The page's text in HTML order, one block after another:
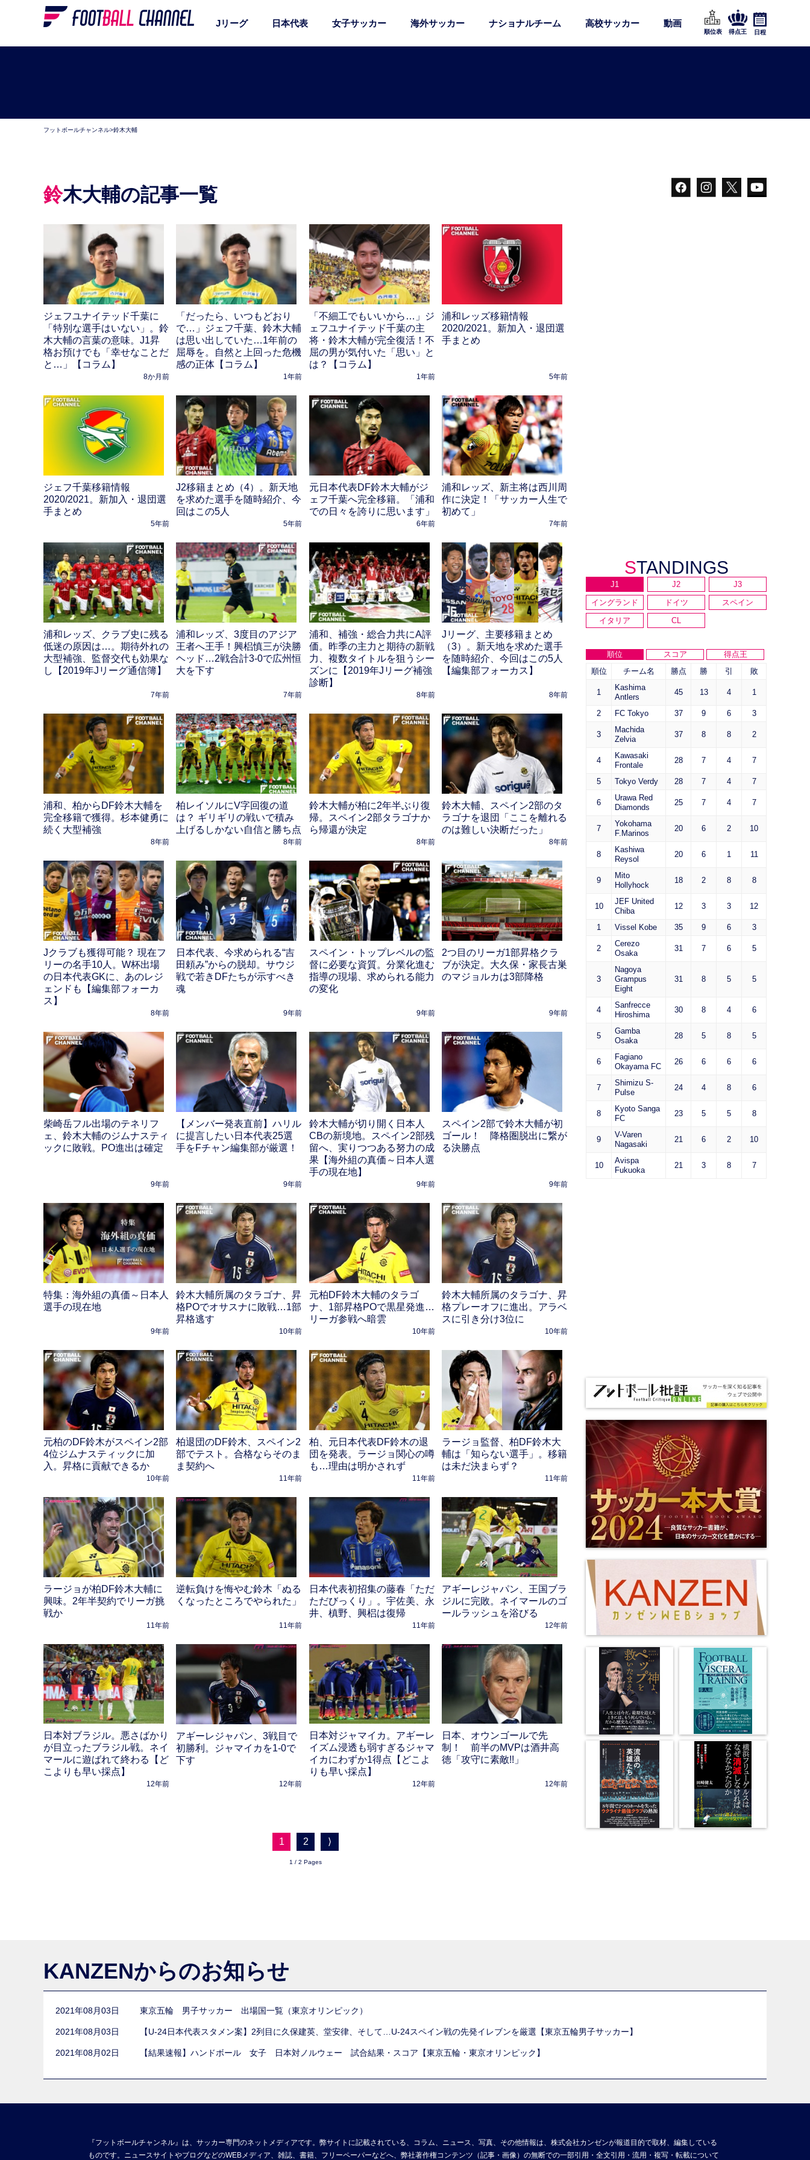
Jリーグ 日本代表 女子サッカー 海外サッカー ナショナルチーム 高校サッカー 動画
順位表 得点王 日程
フットボールチャンネル>鈴木大輔
鈴木大輔の記事一覧
ジェフユナイテッド千葉に
「特別な選手はいない」。鈴
木大輔の言葉の意味。J1昇
格お預けでも「幸せなことだ
と…」【コラム】
8か月前
「だったら、いつもどおり
で…」ジェフ千葉、鈴木大輔
は思い出していた…1年前の
屈辱を。自然と上回った危機
感の正体【コラム】
1年前
「不細工でもいいから…」ジ
ェフユナイテッド千葉の主
将・鈴木大輔が完全復活！不
屈の男が気付いた「思い」と
は？【コラム】
1年前
浦和レッズ移籍情報
2020/2021。新加入・退団選
手まとめ
5年前
ジェフ千葉移籍情報
2020/2021。新加入・退団選
手まとめ
5年前
J2移籍まとめ（4）。新天地
を求めた選手を随時紹介、今
回はこの5人
5年前
元日本代表DF鈴木大輔がジ
ェフ千葉へ完全移籍。「浦和
での日々を誇りに思います」
6年前
浦和レッズ、新主将は西川周
作に決定！「サッカー人生で
初めて」
7年前
浦和レッズ、クラブ史に残る
低迷の原因は…。期待外れの
大型補強、監督交代も効果な
し【2019年Jリーグ通信簿】
7年前
浦和レッズ、3度目のアジア
王者へ王手！興梠慎三が決勝
ヘッド…2戦合計3-0で広州恒
大を下す
7年前
浦和、補強・総合力共にA評
価。昨季の主力と期待の新戦
力、複数タイトルを狙うシー
ズンに【2019年Jリーグ補強
診断】
8年前
Jリーグ、主要移籍まとめ
（3）。新天地を求めた選手
を随時紹介、今回はこの5人
【編集部フォーカス】
8年前
浦和、柏からDF鈴木大輔を
完全移籍で獲得。杉本健勇に
続く大型補強
8年前
柏レイソルにV字回復の道
は？ ギリギリの戦いで積み
上げるしかない自信と勝ち点
8年前
鈴木大輔が柏に2年半ぶり復
帰。スペイン2部タラゴナか
ら帰還が決定
8年前
鈴木大輔、スペイン2部のタ
ラゴナを退団「ここを離れる
のは難しい決断だった」
8年前
Jクラブも獲得可能？ 現在フ
リーの名手10人。W杯出場
の日本代表GKに、あのレジ
ェンドも【編集部フォーカ
ス】
8年前
日本代表、今求められる“吉
田頼み”からの脱却。サウジ
戦で若きDFたちが示すべき
魂
9年前
スペイン・トップレベルの監
督に必要な資質。分業化進む
指導の現場、求められる能力
の変化
9年前
2つ目のリーガ1部昇格クラ
ブが決定。大久保・家長古巣
のマジョルカは3部降格
9年前
柴崎岳フル出場のテネリフ
ェ、鈴木大輔のジムナスティ
ックに敗戦。PO進出は確定
9年前
【メンバー発表直前】ハリル
に提言したい日本代表25選
手をFチャン編集部が厳選！
9年前
鈴木大輔が切り開く日本人
CBの新境地。スペイン2部残
留へ、実りつつある努力の成
果【海外組の真価～日本人選
手の現在地】
9年前
スペイン2部で鈴木大輔が初
ゴール！ 降格圏脱出に繋が
る決勝点
9年前
特集：海外組の真価～日本人
選手の現在地
9年前
鈴木大輔所属のタラゴナ、昇
格POでオサスナに敗戦…1部
昇格逃す
10年前
元柏DF鈴木大輔のタラゴ
ナ、1部昇格POで黒星発進…
リーガ参戦へ暗雲
10年前
鈴木大輔所属のタラゴナ、昇
格プレーオフに進出。アラベ
スに引き分け3位に
10年前
元柏のDF鈴木がスペイン2部
4位ジムナスティックに加
入。昇格に貢献できるか
10年前
柏退団のDF鈴木、スペイン2
部でテスト。合格ならそのま
ま契約へ
11年前
柏、元日本代表DF鈴木の退
団を発表。ラージョ関心の噂
も…理由は明かされず
11年前
ラージョ監督、柏DF鈴木大
輔は「知らない選手」。移籍
は未だ決まらず？
11年前
ラージョが柏DF鈴木大輔に
興味。2年半契約でリーガ挑
戦か
11年前
逆転負けを悔やむ鈴木「ぬる
くなったところでやられた」
11年前
日本代表初招集の藤春「ただ
ただびっくり」。宇佐美、永
井、槙野、興梠は復帰
11年前
アギーレジャパン、王国ブラ
ジルに完敗。ネイマールのゴ
ールラッシュを浴びる
12年前
日本対ブラジル。悪さばかり
が目立ったブラジル戦。ネイ
マールに遊ばれて終わる【ど
こよりも早い採点】
12年前
アギーレジャパン、3戦目で
初勝利。ジャマイカを1-0で
下す
12年前
日本対ジャマイカ。アギーレ
イズム浸透も弱すぎるジャマ
イカにわずか1得点【どこよ
りも早い採点】
12年前
日本、オウンゴールで先
制！ 前半のMVPは酒井高
徳「攻守に素敵!!」
12年前
1 2 ⟩
1 / 2 Pages
STANDINGS
J1 J2
J3
イングランド
ドイツ
スペイン
イタリア
CL
順位 スコア
得点王
順位
チーム名 勝点 勝 引 敗
1
Kashima
Antlers
45 13 4 1
2 FC Tokyo 37 9 6 3
3
Machida
Zelvia
37 8 8 2
4
Kawasaki
Frontale
28 7 4 7
5 Tokyo Verdy 28 7 4 7
6
Urawa Red
Diamonds
25 7 4 7
7
Yokohama
F.Marinos
20 6 2 10
8
Kashiwa
Reysol
20 6 1 11
9
Mito
Hollyhock
18 2 8 8
10
JEF United
Chiba
12 3 3 12
1 Vissel Kobe 35 9 6 3
2
Cerezo
Osaka
31 7 6 5
3
Nagoya
Grampus
Eight
31 8 5 5
4
Sanfrecce
Hiroshima
30 8 4 6
5
Gamba
Osaka
28 5 8 5
6
Fagiano
Okayama FC
26 6 6 6
7
Shimizu S-
Pulse
24 4 8 6
8
Kyoto Sanga
FC
23 5 5 8
9
V-Varen
Nagasaki
21 6 2 10
10
Avispa
Fukuoka
21 3 8 7
KANZENからのお知らせ
2021年08月03日 東京五輪 男子サッカー 出場国一覧（東京オリンピック）
2021年08月03日 【U-24日本代表スタメン案】2列目に久保建英、堂安律、そして…U-24スペイン戦の先発イレブンを厳選【東京五輪男子サッカー】
2021年08月02日 【結果速報】ハンドボール 女子 日本対ノルウェー 試合結果・スコア【東京五輪・東京オリンピック】
『フットボールチャンネル』は、サッカー専門のネットメディアです。弊サイトに記載されている、コラム、ニュース、写真、その他情報は、株式会社カンゼンが報道目的で取材、編集している
ものです。ニュースサイトやブログなどのWEBメディア、雑誌、書籍、フリーペーパーなどへ、弊社著作権コンテンツ（記事・画像）の無断での一部引用・全文引用・流用・複写・転載について